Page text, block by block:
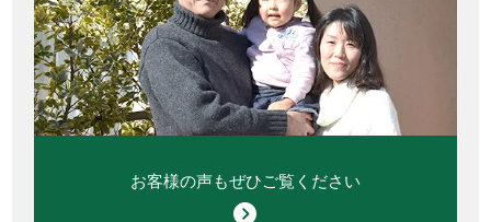
お客様の声もぜひご覧ください